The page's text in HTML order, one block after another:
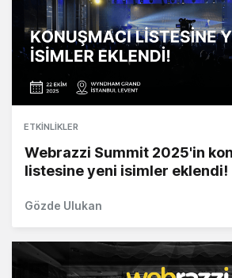
ETKINLIKLER
Webrazzi Summit 2025'in
listesine yeni isimler eklendi!
Gözde Ulukan